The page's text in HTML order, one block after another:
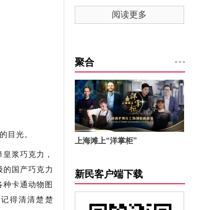
目光。
浆巧克力，
国产巧克力
卡通动物图
得清清楚楚
阅读更多
聚合
上海滩上“洋掌柜”
新民客户端下载